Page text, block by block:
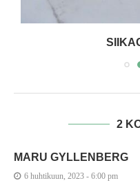
2
MARU GYLLENBERG
6 huhtikuun, 2023 - 6:00 pm